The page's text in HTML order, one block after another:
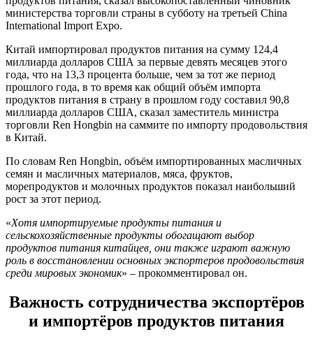
министерства торговли страны в субботу на третьей China
International Import Expo.
Китай импортировал продуктов питания на сумму 124,4
миллиарда долларов США за первые девять месяцев этого
года, что на 13,3 процента больше, чем за тот же период
прошлого года, в то время как общий объём импорта
продуктов питания в страну в прошлом году составил 90,8
миллиарда долларов США, сказал заместитель министра
торговли Ren Hongbin на саммите по импорту продовольствия
в Китай.
По словам Ren Hongbin, объём импортированных масличных
семян и масличных материалов, мяса, фруктов,
морепродуктов и молочных продуктов показал наибольший
рост за этот период.
«Хотя импортируемые продукты питания и
сельскохозяйственные продукты обогащают выбор
продуктов питания китайцев, они также играют важную
роль в восстановлении основных экспортеров продовольствия
среди мировых экономик» – прокомментировал он.
Важность сотрудничества экспортёров
и импортёров продуктов питания